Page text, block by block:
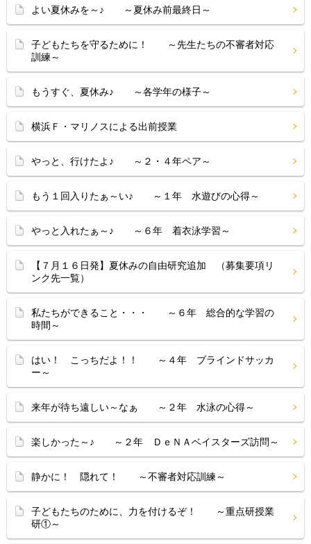
よい夏休みを～♪ ～夏休み前最終日～
子どもたちを守るために！ ～先生たちの不審者対応
訓練～
もうすぐ、夏休み♪ ～各学年の様子～
横浜Ｆ・マリノスによる出前授業
やっと、行けたよ♪ ～２・４年ペア～
もう１回入りたぁ～い♪ ～１年 水遊びの心得～
やっと入れたぁ～♪ ～６年 着衣泳学習～
【７月１６日発】夏休みの自由研究追加 （募集要項リ
ンク先一覧）
私たちができること・・・ ～６年 総合的な学習の
時間～
はい！ こっちだよ！！ ～４年 ブラインドサッカ
ー～
来年が待ち遠しい～なぁ ～２年 水泳の心得～
楽しかった～♪ ～２年 ＤｅＮＡベイスターズ訪問～
静かに！ 隠れて！ ～不審者対応訓練～
子どもたちのために、力を付けるぞ！ ～重点研授業
研①～